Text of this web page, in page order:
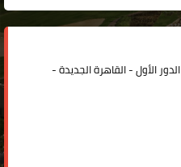
مدينة الرحاب المبنى الإداري مكتب 106 الدور الأول - القاهرة الجديدة -